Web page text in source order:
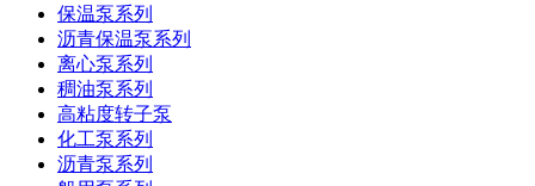
保温泵系列
沥青保温泵系列
离心泵系列
稠油泵系列
高粘度转子泵
化工泵系列
沥青泵系列